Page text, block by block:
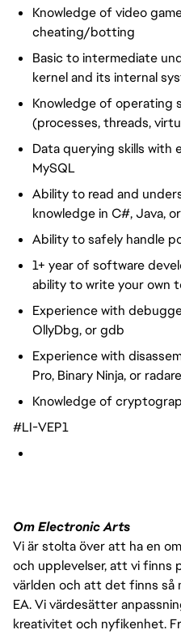
Knowledge of video
cheating/botting
Basic to intermediate
kernel and its internal
Knowledge of operating
(processes, threads,
Data querying skills with
MySQL
Ability to read and
knowledge in C#, Java,
Ability to safely handle
1+ year of software
ability to write your own
Experience with
OllyDbg, or gdb
Experience with
Pro, Binary Ninja, or
Knowledge of
#LI-VEP1
Om Electronic Arts
Vi är stolta över att ha en
och upplevelser, att vi finns
världen och att det finns så
EA. Vi värdesätter
kreativitet och nyfikenhet.